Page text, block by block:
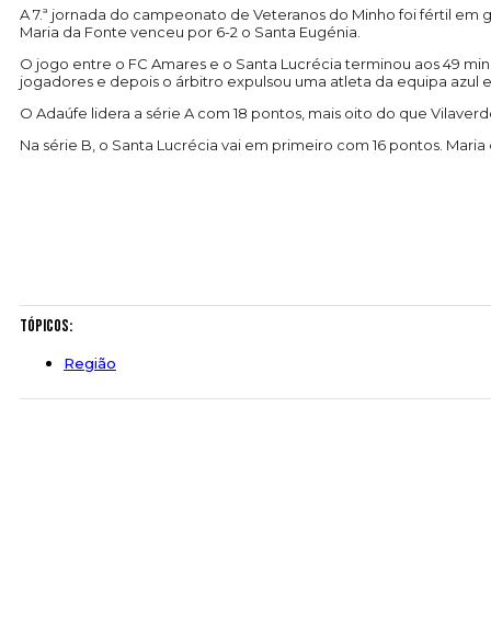
A 7.ª jornada do campeonato de Veteranos do Minho foi fértil
Maria da Fonte venceu por 6-2 o Santa Eugénia.
O jogo entre o FC Amares e o Santa Lucrécia terminou aos 49
jogadores e depois o árbitro expulsou uma atleta da equipa azul
O Adaúfe lidera a série A com 18 pontos, mais oito do que
Na série B, o Santa Lucrécia vai em primeiro com 16 pontos.
Tópicos:
Região